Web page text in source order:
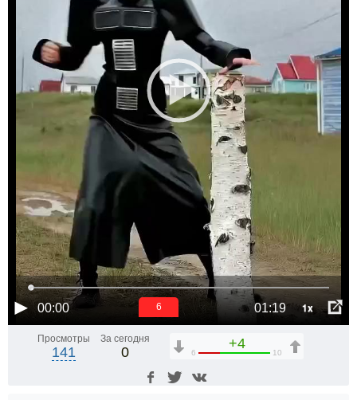
00:00 01:19 1x
6
Просмотры
141
За сегодня
0
+4
6 10